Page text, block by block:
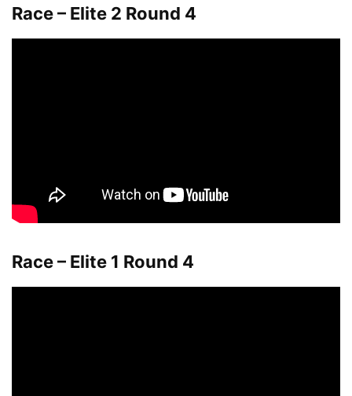
Race – Elite 2 Round 4
Race – Elite 1 Round 4